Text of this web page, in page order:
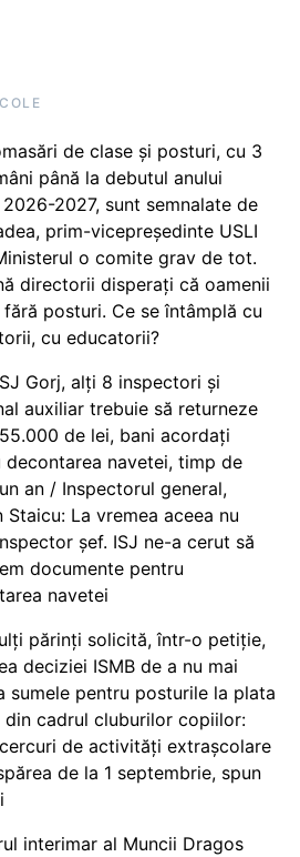
de clase și posturi, cu 3
până la debutul anului
2027, sunt semnalate de
prim-vicepreședinte USLI
o comite grav de tot.
directorii disperați că oamenii
fără posturi. Ce se întâmplă cu
cu educatorii?
Gorj, alți 8 inspectori și
auxiliar trebuie să returneze
de lei, bani acordați
decontarea navetei, timp de
an / Inspectorul general,
Staicu: La vremea aceea nu
șef. ISJ ne-a cerut să
documente pentru
navetei
părinți solicită, într-o petiție,
deciziei ISMB de a nu mai
sumele pentru posturile la plata
din cadrul cluburilor copiilor:
de activități extrașcolare
de la 1 septembrie, spun
interimar al Muncii Dragos